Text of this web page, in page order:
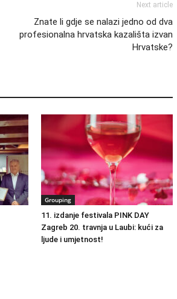
Next article
Znate li gdje se nalazi jedno od dva
profesionalna hrvatska kazališta izvan
Hrvatske?
Grouping
11. izdanje festivala PINK DAY
Zagreb 20. travnja u Laubi: kući za
ljude i umjetnost!